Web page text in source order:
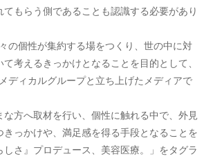
てもらう側であることも認識する必要があり
の個性が集約する場をつくり、世の中に対
て考えるきっかけとなることを目的として、
ディカルグループと立ち上げたメディアで
方へ取材を行い、個性に触れる中で、外見
きっかけや、満足感を得る手段となることを
しさ』プロデュース、美容医療。」をタグラ